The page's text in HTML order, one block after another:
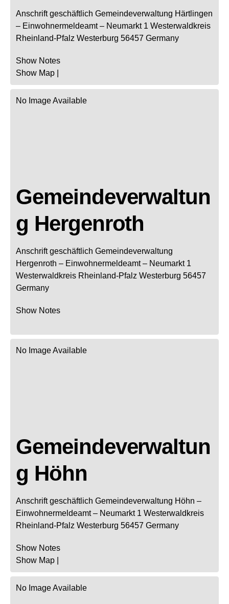
Anschrift geschäftlich Gemeindeverwaltung Härtlingen
– Einwohnermeldeamt – Neumarkt 1 Westerwaldkreis
Rheinland-Pfalz Westerburg 56457 Germany
Show Notes
Show Map
No Image Available
Gemeindeverwaltun
g Hergenroth
Anschrift geschäftlich Gemeindeverwaltung
Hergenroth – Einwohnermeldeamt – Neumarkt 1
Westerwaldkreis Rheinland-Pfalz Westerburg 56457
Germany
Show Notes
No Image Available
Gemeindeverwaltun
g Höhn
Anschrift geschäftlich Gemeindeverwaltung Höhn –
Einwohnermeldeamt – Neumarkt 1 Westerwaldkreis
Rheinland-Pfalz Westerburg 56457 Germany
Show Notes
Show Map
No Image Available